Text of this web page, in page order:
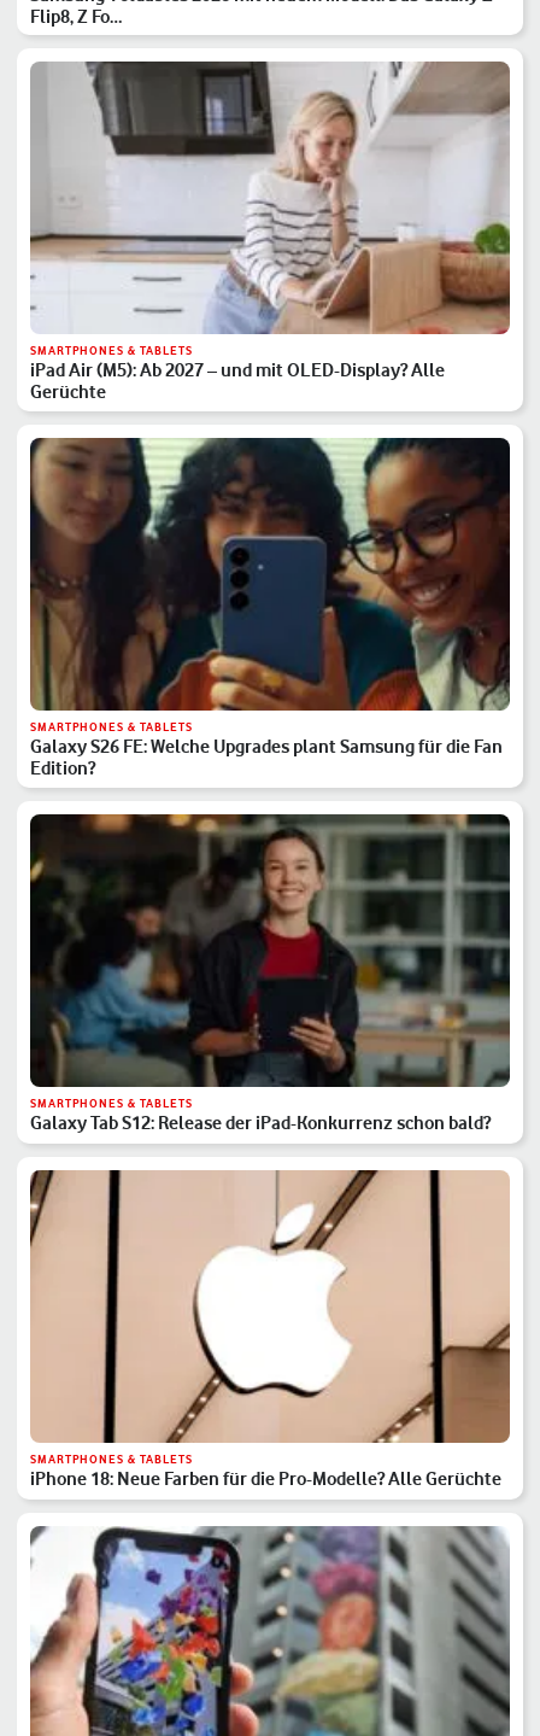
Flip8, Z Fo…
SMARTPHONES & TABLETS
iPad Air (M5): Ab 2027 – und mit OLED-Display? Alle
Gerüchte
SMARTPHONES & TABLETS
Galaxy S26 FE: Welche Upgrades plant Samsung für die Fan
Edition?
SMARTPHONES & TABLETS
Galaxy Tab S12: Release der iPad-Konkurrenz schon bald?
SMARTPHONES & TABLETS
iPhone 18: Neue Farben für die Pro-Modelle? Alle Gerüchte